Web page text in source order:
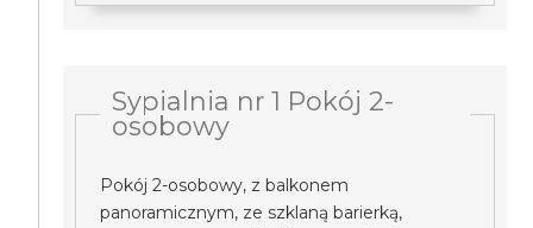
Sypialnia nr 1 Pokój 2-
osobowy
Pokój 2-osobowy, z balkonem
panoramicznym, ze szklaną barierką,